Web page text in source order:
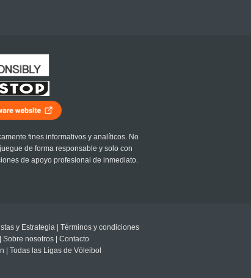
fines informativos y analíticos. No
de forma responsable y solo con
de apoyo profesional de inmediato.
y Estrategia
Términos y condiciones
Sobre nosotros
Contacto
Todas las Ligas de Vóleibol